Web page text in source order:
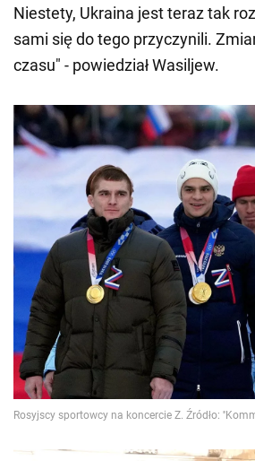
Niestety, Ukraina jest teraz tak
sami się do tego przyczynili.
czasu" - powiedział Wasiljew.